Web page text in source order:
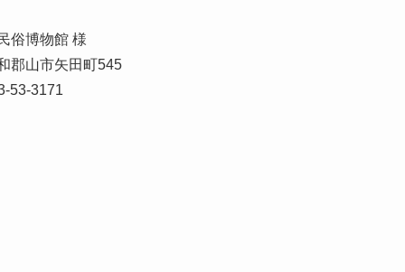
俗博物館 様
郡山市矢田町545
53-3171